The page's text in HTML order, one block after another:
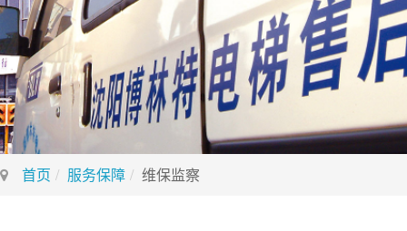
首页 服务保障 维保监察